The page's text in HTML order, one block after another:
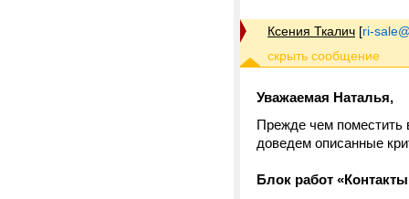
Ксения Ткалич [ri-
Уважаемая Наталья,
Прежде чем
доведем описанные
Блок работ